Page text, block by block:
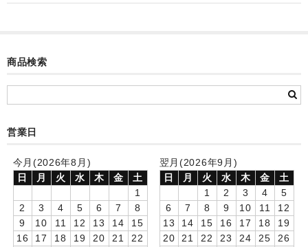
目覚まし時計(個別)
制服メモリー
お絵かきギャラリー
自作オリジナル時計
商品検索
営業日
今月(2026年8月)
日
月 火 水 木 金
土
1
2
3 4 5 6 7
8
9
10 11 12 13 14
15
16
17 18 19 20 21 22
翌月(2026年9月)
日
月 火 水 木 金
土
1
2 3 4
5
6
7 8 9 10 11
12
13
14 15 16 17 18
19
20
21 22 23 24 25 26